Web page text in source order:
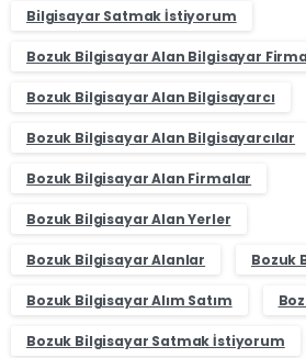
Bilgisayar Satmak İstiyorum
Bozuk Bilgisayar Alan Bilgisayar
Bozuk Bilgisayar Alan Bilgisayarcı
Bozuk Bilgisayar Alan Bilgisayarcılar
Bozuk Bilgisayar Alan Firmalar
Bozuk Bilgisayar Alan Yerler
Bozuk Bilgisayar Alanlar Bozuk
Bozuk Bilgisayar Alım Satım
Bozuk Bilgisayar Satmak İstiyorum